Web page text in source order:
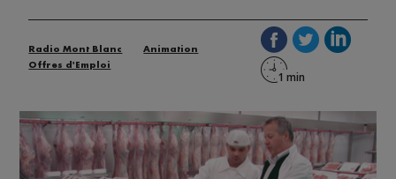
Radio Mont Blanc
Animation
Offres d'Emploi